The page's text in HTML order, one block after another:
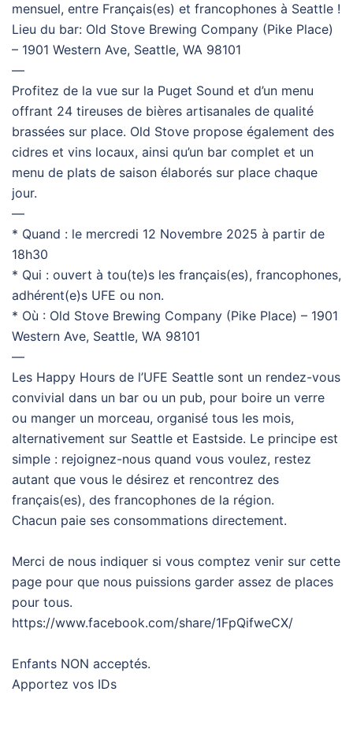
mensuel, entre Français(es) et francophones à Seattle !
Lieu du bar: Old Stove Brewing Company (Pike Place)
– 1901 Western Ave, Seattle, WA 98101
—
Profitez de la vue sur la Puget Sound et d’un menu
offrant 24 tireuses de bières artisanales de qualité
brassées sur place. Old Stove propose également des
cidres et vins locaux, ainsi qu’un bar complet et un
menu de plats de saison élaborés sur place chaque
jour.
—
* Quand : le mercredi 12 Novembre 2025 à partir de
18h30
* Qui : ouvert à tou(te)s les français(es), francophones,
adhérent(e)s UFE ou non.
* Où : Old Stove Brewing Company (Pike Place) – 1901
Western Ave, Seattle, WA 98101
—
Les Happy Hours de l’UFE Seattle sont un rendez-vous
convivial dans un bar ou un pub, pour boire un verre
ou manger un morceau, organisé tous les mois,
alternativement sur Seattle et Eastside. Le principe est
simple : rejoignez-nous quand vous voulez, restez
autant que vous le désirez et rencontrez des
français(es), des francophones de la région.
Chacun paie ses consommations directement.
Merci de nous indiquer si vous comptez venir sur cette
page pour que nous puissions garder assez de places
pour tous.
https://www.facebook.com/share/1FpQifweCX/
Enfants NON acceptés.
Apportez vos IDs